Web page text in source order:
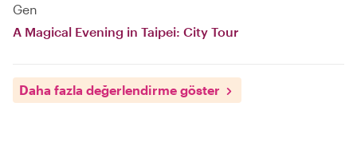
Gen
A Magical Evening in Taipei: City Tour
Daha fazla değerlendirme göster